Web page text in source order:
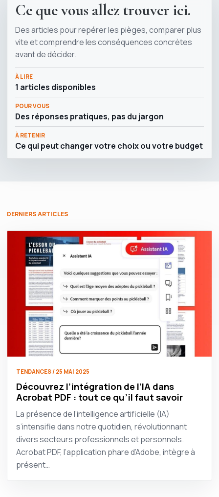
Ce que vous allez trouver ici.
Des articles pour repérer les pièges, comparer plus
vite et comprendre les conséquences concrètes
avant de décider.
À LIRE
1 articles disponibles
POUR VOUS
Des réponses pratiques, pas du jargon
À RETENIR
Ce qui peut changer votre choix ou votre budget
DERNIERS ARTICLES
TENDANCES / 25 MAI 2025
Découvrez l’intégration de l’IA dans
Acrobat PDF : tout ce qu’il faut savoir
La présence de l’intelligence artificielle (IA)
s’intensifie dans notre quotidien, révolutionnant
divers secteurs professionnels et personnels.
Acrobat PDF, l’application phare d’Adobe, intègre à
présent…